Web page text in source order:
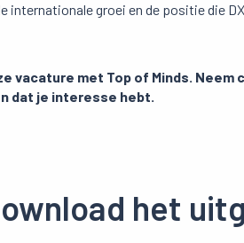
internationale groei en de positie die
vacature met Top of Minds. Neem
dat je interesse hebt.
het